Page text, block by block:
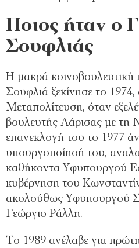
Ποιος ήταν ο
Σουφλιάς
Η μακρά κοινοβουλευτική
Σουφλιά ξεκίνησε το
Μεταπολίτευση, όταν
βουλευτής Λάρισας με τη
επανεκλογή του το 1977
υπουργοποίησή του,
καθήκοντα Υφυπουργού
κυβέρνηση του
ακολούθως Υφυπουργού
Γεώργιο Ράλλη.
Το 1989 ανέλαβε για